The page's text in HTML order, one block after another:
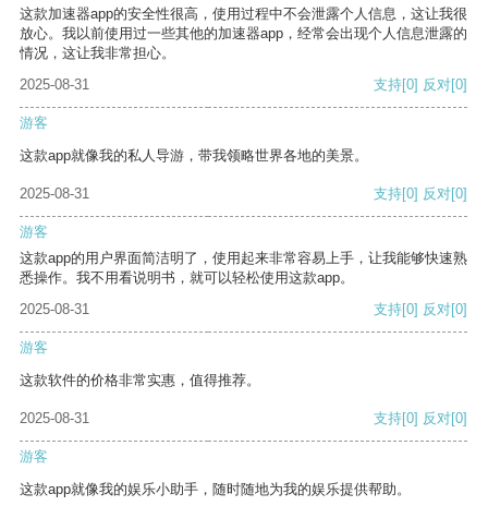
这款加速器app的安全性很高，使用过程中不会泄露个人信息，这让我很
放心。我以前使用过一些其他的加速器app，经常会出现个人信息泄露的
情况，这让我非常担心。
2025-08-31
支持[0] 反对[0]
游客
这款app就像我的私人导游，带我领略世界各地的美景。
2025-08-31 支持[0] 反对[0]
游客
这款app的用户界面简洁明了，使用起来非常容易上手，让我能够快速熟
悉操作。我不用看说明书，就可以轻松使用这款app。
2025-08-31
支持[0] 反对[0]
游客
这款软件的价格非常实惠，值得推荐。
2025-08-31 支持[0] 反对[0]
游客
这款app就像我的娱乐小助手，随时随地为我的娱乐提供帮助。